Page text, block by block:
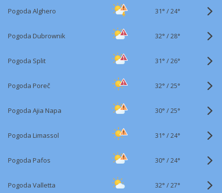
Pogoda Alghero 31° /24°
Pogoda Dubrownik 32° /28°
Pogoda Split 31° /26°
Pogoda Poreč 32° /25°
Pogoda Ajia Napa 30° /25°
Pogoda Limassol 31° /24°
Pogoda Pafos 30° /24°
Pogoda Valletta 32° /27°